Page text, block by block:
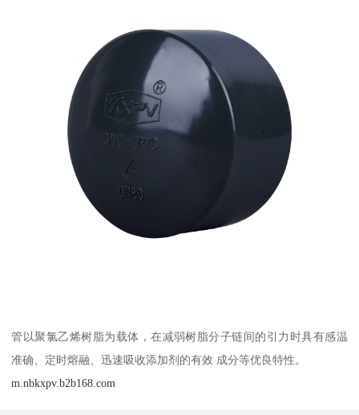
管以聚氯乙烯树脂为载体，在减弱树脂分子链间的引力时具有感温
准确、定时熔融、迅速吸收添加剂的有效 成分等优良特性。
m.nbkxpv.b2b168.com